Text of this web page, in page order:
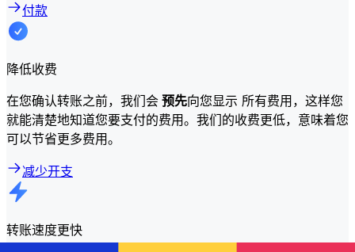
付款
降低收费
在您确认转账之前，我们会 预先向您显示 所有费用，这样您
就能清楚地知道您要支付的费用。我们的收费更低，意味着您
可以节省更多费用。
减少开支
转账速度更快